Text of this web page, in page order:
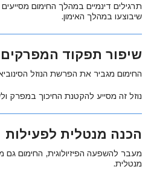
תרגילים דינמיים במהלך החימום
שיבוצעו במהלך האימון.
שיפור תפקוד המפרקים
החימום מגביר את הפרשת הנוזל
נוזל זה מסייע להקטנת החיכוך במפרק
הכנה מנטלית לפעילות
מעבר להשפעה הפיזיולוגית, החימום גם
מנטלית.